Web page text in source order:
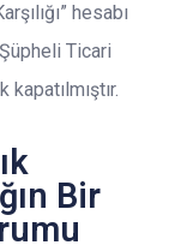
hesabı
Şüpheli Ticari
kapatılmıştır.
Bir